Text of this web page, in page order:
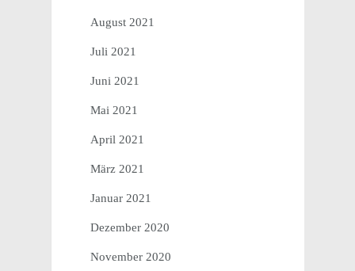
August 2021
Juli 2021
Juni 2021
Mai 2021
April 2021
März 2021
Januar 2021
Dezember 2020
November 2020